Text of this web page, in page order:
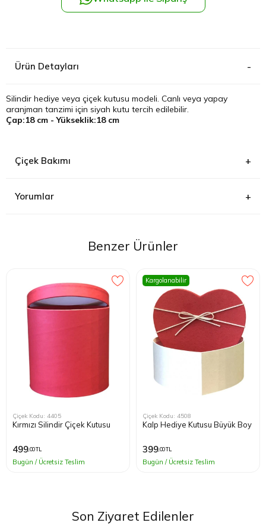
Ürün Detayları
Silindir hediye veya çiçek kutusu modeli. Canlı veya yapay
aranjman tanzimi için siyah kutu tercih edilebilir.
Çap:18 cm - Yükseklik:18 cm
Çiçek Bakımı
Yorumlar
Benzer Ürünler
Çiçek Kodu: 4405
Kırmızı Silindir Çiçek Kutusu
499,00 TL
Bugün / Ücretsiz Teslim
Kargolanabilir
Çiçek Kodu: 4508
Kalp Hediye Kutusu Büyük Boy
399,00 TL
Bugün / Ücretsiz Teslim
Son Ziyaret Edilenler